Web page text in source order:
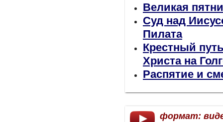
Великая
Суд над
Пилата
Крестный
Христа на
Распятие и
формат: